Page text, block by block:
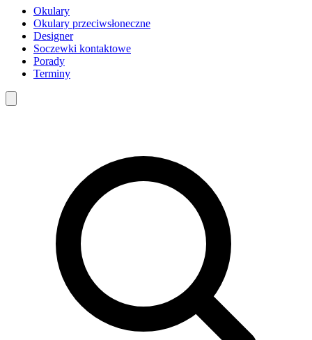
Okulary
Okulary przeciwsłoneczne
Designer
Soczewki kontaktowe
Porady
Terminy